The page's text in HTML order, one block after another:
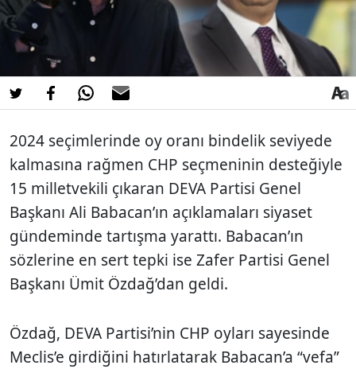
2024 seçimlerinde oy oranı bindelik seviyede
kalmasına rağmen CHP seçmeninin desteğiyle
15 milletvekili çıkaran DEVA Partisi Genel
Başkanı Ali Babacan’ın açıklamaları siyaset
gündeminde tartışma yarattı. Babacan’ın
sözlerine en sert tepki ise Zafer Partisi Genel
Başkanı Ümit Özdağ’dan geldi.
Özdağ, DEVA Partisi’nin CHP oyları sayesinde
Meclis’e girdiğini hatırlatarak Babacan’a “vefa”